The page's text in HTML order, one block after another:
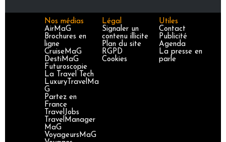
Nos médias
AirMaG
Brochures en
ligne
CruiseMaG
DestiMaG
Futuroscopie
La Travel Tech
LuxuryTravelMa
G
Partez en
France
TravelJobs
TravelManager
MaG
VoyageursMaG
Légal
Signaler un
contenu illicite
Plan du site
RGPD
Cookies
Utiles
Contact
Publicité
Agenda
La presse en
parle